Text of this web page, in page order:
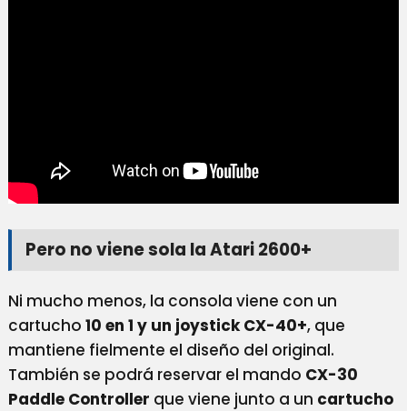
Pero no viene sola la Atari 2600+
Ni mucho menos, la consola viene con un
cartucho 10 en 1 y un joystick CX-40+, que
mantiene fielmente el diseño del original.
También se podrá reservar el mando CX-30
Paddle Controller que viene junto a un cartucho